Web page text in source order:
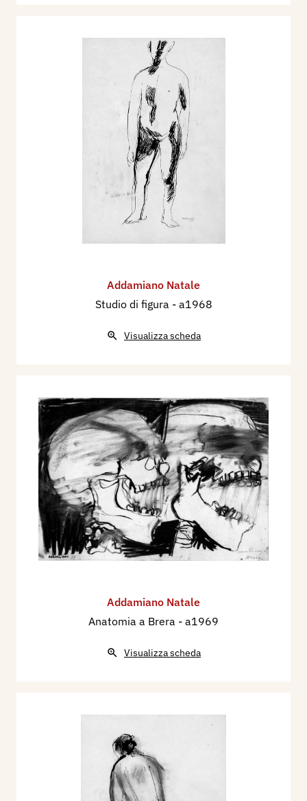
Addamiano Natale
Studio di figura - a1968
Visualizza scheda
Addamiano Natale
Anatomia a Brera - a1969
Visualizza scheda